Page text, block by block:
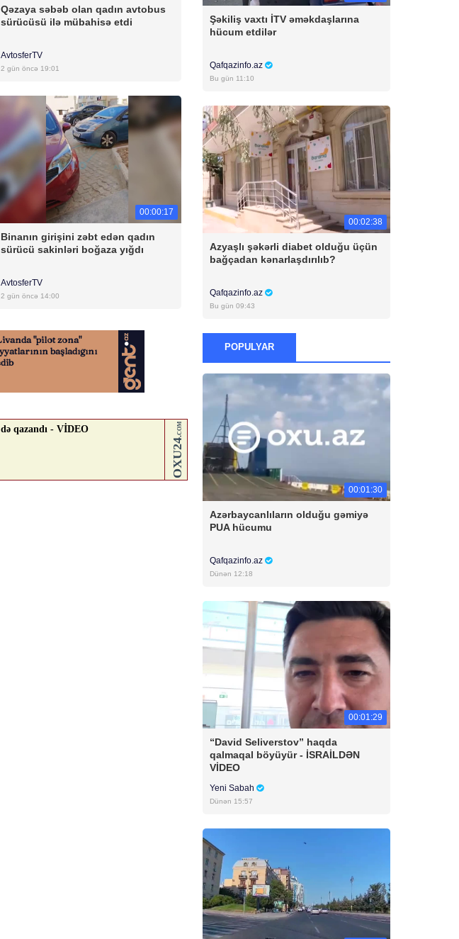
Qəzaya səbəb olan qadın avtobus
sürücüsü ilə mübahisə etdi
AvtosferTV
2 gün öncə 19:01
00:00:17
Binanın girişini zəbt edən qadın
sürücü sakinləri boğaza yığdı
AvtosferTV
2 gün öncə 14:00
Şəkiliş vaxtı İTV əməkdaşlarına
hücum etdilər
Qafqazinfo.az
Bu gün 11:10
00:02:38
Azyaşlı şəkərli diabet olduğu üçün
bağçadan kənarlaşdırılıb?
Qafqazinfo.az
Bu gün 09:43
POPULYAR
00:01:30
Azərbaycanlıların olduğu gəmiyə
PUA hücumu
Qafqazinfo.az
Dünən 12:18
00:01:29
“David Seliverstov” haqda
qalmaqal böyüyür - İSRAİLDƏN
VİDEO
Yeni Sabah
Dünən 15:57